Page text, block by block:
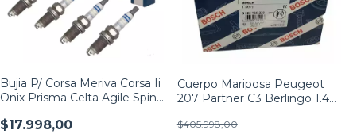
Bujia P/ Corsa Meriva Corsa Ii
Onix Prisma Celta Agile Spin -
$17.998,00
Cuerpo Mariposa Peugeot
207 Partner C3 Berlingo 1.4
$405.998,00